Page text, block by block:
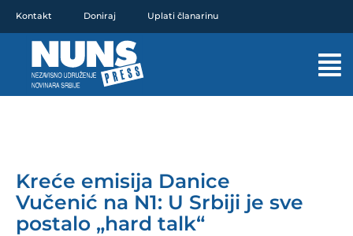
sadržaj
Kontakt Doniraj Uplati članarinu
Kreće emisija Danice
Vučenić na N1: U Srbiji je sve
postalo „hard talk“